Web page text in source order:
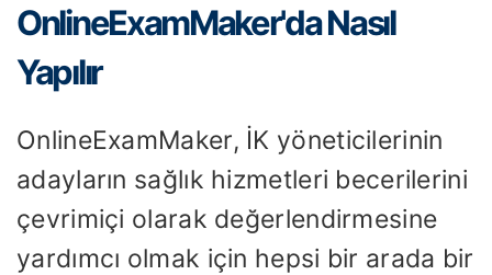
OnlineExamMaker'da Nasıl
Yapılır
OnlineExamMaker, İK yöneticilerinin
adayların sağlık hizmetleri becerilerini
çevrimiçi olarak değerlendirmesine
yardımcı olmak için hepsi bir arada bir